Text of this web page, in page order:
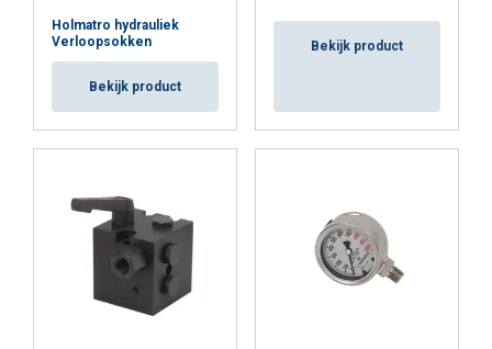
Holmatro hydrauliek
Verloopsokken
Bekijk product
Bekijk product